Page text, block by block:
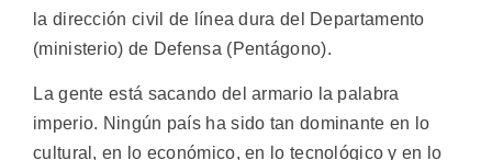
la dirección civil de línea dura del Departamento
(ministerio) de Defensa (Pentágono).
La gente está sacando del armario la palabra
imperio. Ningún país ha sido tan dominante en lo
cultural, en lo económico, en lo tecnológico y en lo